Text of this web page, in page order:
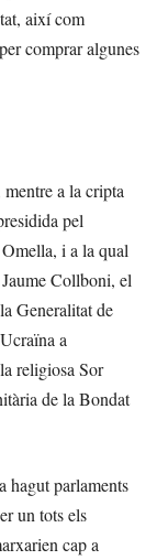
així com
comprar algunes
a la cripta
pel
i a la qual
Collboni, el
Generalitat de
a
religiosa Sor
de la Bondat
hagut parlaments
un tots els
cap a